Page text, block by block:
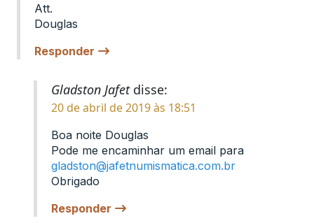
Att.
Douglas
Responder
Gladston Jafet disse:
20 de abril de 2019 às 18:51
Boa noite Douglas
Pode me encaminhar um email para
gladston@jafetnumismatica.com.br
Obrigado
Responder